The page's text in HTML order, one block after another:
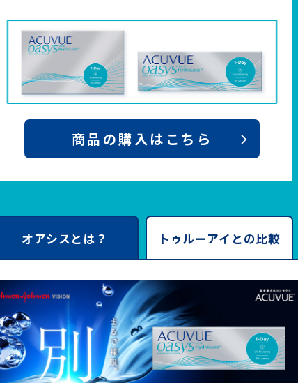
商品の購入はこちら
オアシスとは？ トゥルーアイとの比較